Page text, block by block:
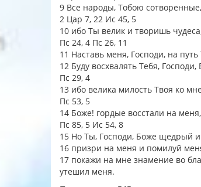
9 Все народы, Тобою
2 Цар 7, 22 Ис 45, 5
10 ибо Ты велик и творишь
Пс 24, 4 Пс 26, 11
11 Наставь меня, Господи, на
12 Буду восхвалять Тебя,
Пс 29, 4
13 ибо велика милость Твоя ко
Пс 53, 5
14 Боже! гордые восстали на
Пс 85, 5 Ис 54, 8
15 Но Ты, Господи, Боже щедрый
16 призри на меня и помилуй
17 покажи на мне знамение во
утешил меня.